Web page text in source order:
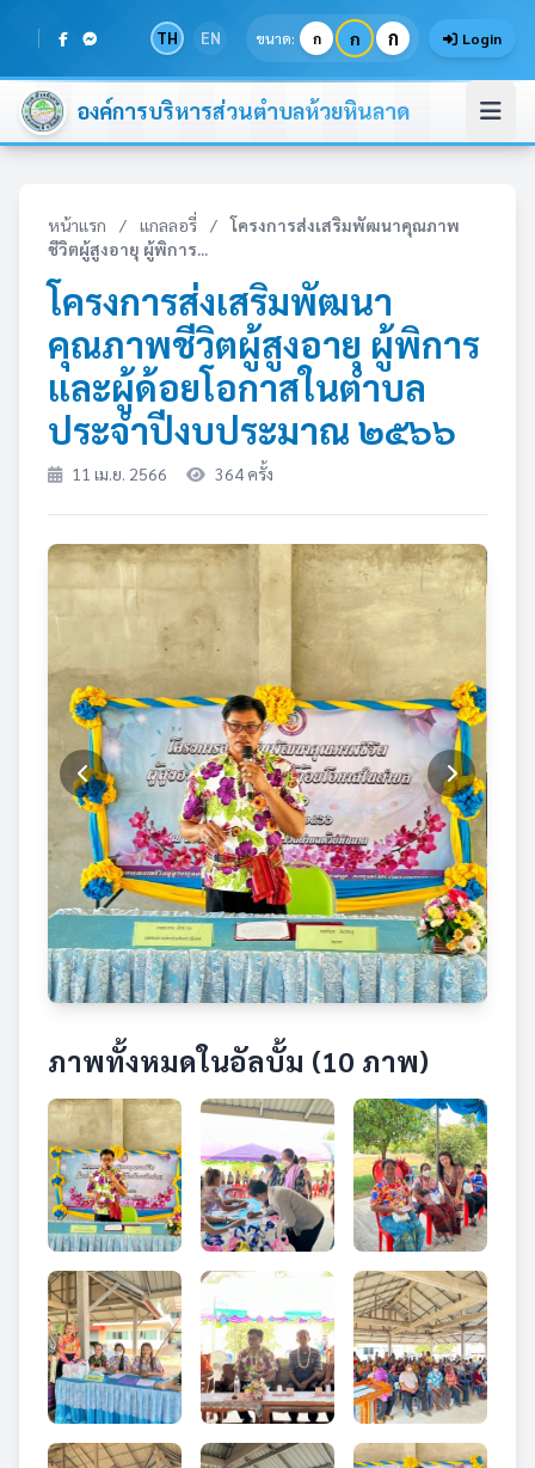
TH EN ขนาด: ก ก ก Login
องค์การบริหารส่วนตำบลห้วยหินลาด
หน้าแรก / แกลลอรี่ /
โครงการส่งเสริมพัฒนาคุณภาพ
ชีวิตผู้สูงอายุ ผู้พิการ...
โครงการส่งเสริมพัฒนา
คุณภาพชีวิตผู้สูงอายุ ผู้พิการ
และผู้ด้อยโอกาสในตำบล
ประจำปีงบประมาณ ๒๕๖๖
11 เม.ย. 2566 364 ครั้ง
ภาพทั้งหมดในอัลบั้ม (10 ภาพ)